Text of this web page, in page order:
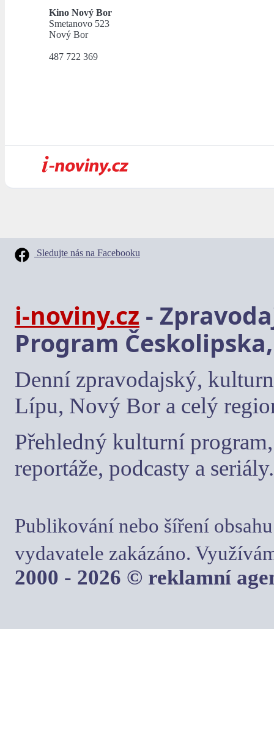
Kino Nový Bor
Smetanovo 523
Nový Bor
487 722 369
Sledujte nás na Facebooku
i-noviny.cz -
Program
Denní zpravodajský,
Lípu, Nový Bor a celý
Přehledný kulturní
reportáže, podcasty a seriály.
Publikování nebo šíření
vydavatele zakázáno.
2000 - 2026 © reklamní